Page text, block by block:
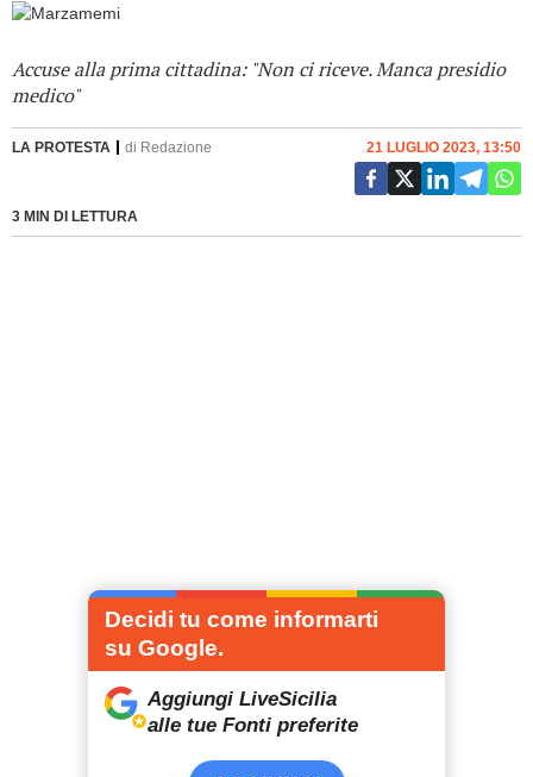
Accuse alla prima cittadina: "Non ci riceve. Manca presidio
medico"
LA PROTESTA di Redazione
3 MIN DI LETTURA
21 LUGLIO 2023, 13:50
Decidi tu come informarti
su Google.
Aggiungi LiveSicilia
alle tue Fonti preferite